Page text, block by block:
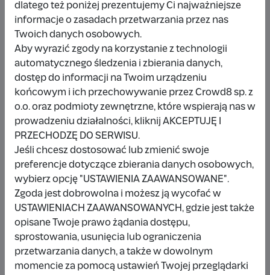
Udostępnij Zgłoś
Wpłacający/a
Wpłata anonimowa
10 zł miesiąc temu
Damianbloque Wordpress
1 zł 7 miesięcy temu
Wpłata anonimowa
dlatego też poniżej prezentujemy Ci najważniejsze
informacje o zasadach przetwarzania przez nas
Twoich danych osobowych.
Aby wyrazić zgody na korzystanie z technologii
automatycznego śledzenia i zbierania danych,
dostęp do informacji na Twoim urządzeniu
końcowym i ich przechowywanie przez Crowd8 sp. z
o.o. oraz podmioty zewnętrzne, które wspierają nas w
prowadzeniu działalności, kliknij AKCEPTUJĘ I
PRZECHODZĘ DO SERWISU.
Jeśli chcesz dostosować lub zmienić swoje
preferencje dotyczące zbierania danych osobowych,
wybierz opcję "USTAWIENIA ZAAWANSOWANE".
Zgoda jest dobrowolna i możesz ją wycofać w
USTAWIENIACH ZAAWANSOWANYCH, gdzie jest także
opisane Twoje prawo żądania dostępu,
sprostowania, usunięcia lub ograniczenia
przetwarzania danych, a także w dowolnym
momencie za pomocą ustawień Twojej przeglądarki